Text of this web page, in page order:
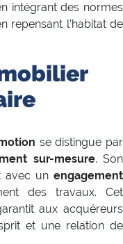
intégrant des normes
repensant l’habitat de
se distingue par
sur-mesure. Son
avec un engagement
des travaux. Cet
aux acquéreurs
et une relation de